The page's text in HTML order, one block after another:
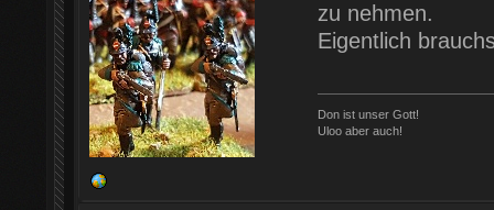
zu nehmen.
Eigentlich
Don ist unser Gott!
Uloo aber auch!